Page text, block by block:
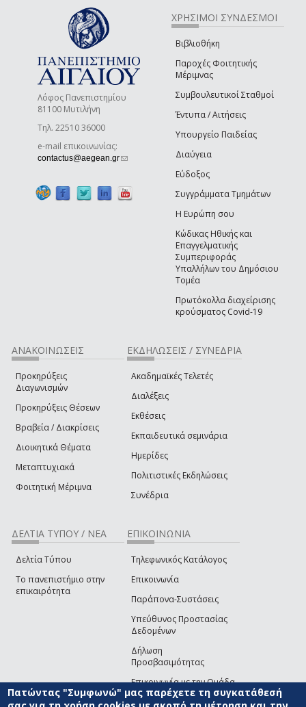
Λόφος Πανεπιστημίου
81100 Μυτιλήνη
Τηλ. 22510 36000
e-mail επικοινωνίας:
contactus@aegean.gr(link sends e-mail)
ΧΡΗΣΙΜΟΙ ΣΥΝΔΕΣΜΟΙ
Βιβλιοθήκη
Παροχές Φοιτητικής
Μέριμνας
Συμβουλευτικοί Σταθμοί
Έντυπα / Αιτήσεις
Υπουργείο Παιδείας
Διαύγεια
Εύδοξος
Συγγράμματα Τμημάτων
Η Ευρώπη σου
Κώδικας Ηθικής και
Επαγγελματικής
Συμπεριφοράς
Υπαλλήλων του Δημόσιου
Τομέα
Πρωτόκολλα διαχείρισης
κρούσματος Covid-19
ΑΝΑΚΟΙΝΩΣΕΙΣ
Προκηρύξεις
Διαγωνισμών
Προκηρύξεις Θέσεων
Βραβεία / Διακρίσεις
Διοικητικά Θέματα
Μεταπτυχιακά
Φοιτητική Μέριμνα
ΕΚΔΗΛΩΣΕΙΣ / ΣΥΝΕΔΡΙΑ
Ακαδημαϊκές Τελετές
Διαλέξεις
Εκθέσεις
Εκπαιδευτικά σεμινάρια
Ημερίδες
Πολιτιστικές Εκδηλώσεις
Συνέδρια
ΔΕΛΤΙΑ ΤΥΠΟΥ / ΝΕΑ
Δελτία Τύπου
Το πανεπιστήμιο στην
επικαιρότητα
ΕΠΙΚΟΙΝΩΝΙΑ
Τηλεφωνικός Κατάλογος
Επικοινωνία
Παράπονα-Συστάσεις
Υπεύθυνος Προστασίας
Δεδομένων
Δήλωση
Προσβασιμότητας
Επικοινωνία με την Ομάδα
Ανάπτυξης του site(link sends e-mail)
Πατώντας "Συμφωνώ" μας παρέχετε τη συγκατάθεσή